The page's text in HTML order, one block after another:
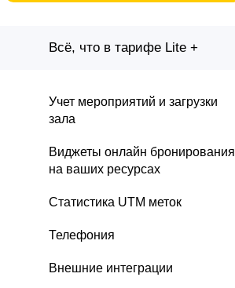
Всё, что в тарифе Lite +
Учет мероприятий и загрузки
зала
Виджеты онлайн бронирования
на ваших ресурсах
Статистика UTM меток
Телефония
Внешние интеграции